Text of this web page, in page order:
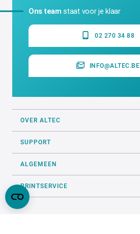
Ons team staat voor je klaar
02 270 34 88
INFO@ALTEC.BE
OVER ALTEC
SUPPORT
ALGEMEEN
PRINTSERVICE